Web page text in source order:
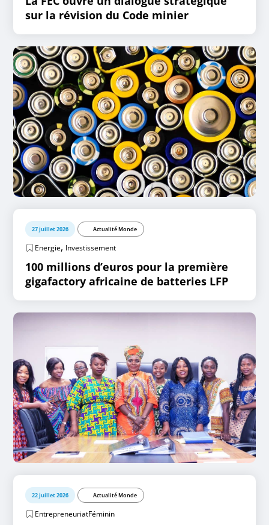
sur la révision du Code minier
27 juillet 2026 Actualité Monde
Energie, Investissement
100 millions d’euros pour la première
gigafactory africaine de batteries LFP
22 juillet 2026 Actualité Monde
EntrepreneuriatFéminin